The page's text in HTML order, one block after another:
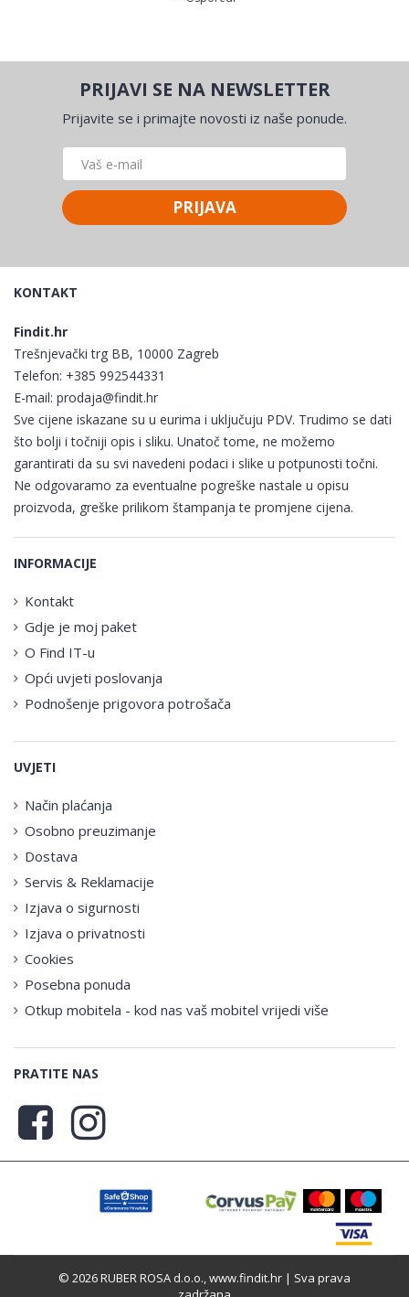
PRIJAVI SE NA NEWSLETTER
Prijavite se i primajte novosti iz naše ponude.
PRIJAVA
KONTAKT
Findit.hr
Trešnjevački trg BB, 10000 Zagreb
Telefon: +385 992544331
E-mail: prodaja@findit.hr
Sve cijene iskazane su u eurima i uključuju PDV. Trudimo se dati
što bolji i točniji opis i sliku. Unatoč tome, ne možemo
garantirati da su svi navedeni podaci i slike u potpunosti točni.
Ne odgovaramo za eventualne pogreške nastale u opisu
proizvoda, greške prilikom štampanja te promjene cijena.
INFORMACIJE
Kontakt
Gdje je moj paket
O Find IT-u
Opći uvjeti poslovanja
Podnošenje prigovora potrošača
UVJETI
Način plaćanja
Osobno preuzimanje
Dostava
Servis & Reklamacije
Izjava o sigurnosti
Izjava o privatnosti
Cookies
Posebna ponuda
Otkup mobitela - kod nas vaš mobitel vrijedi više
PRATITE NAS
© 2026 RUBER ROSA d.o.o., www.findit.hr | Sva prava